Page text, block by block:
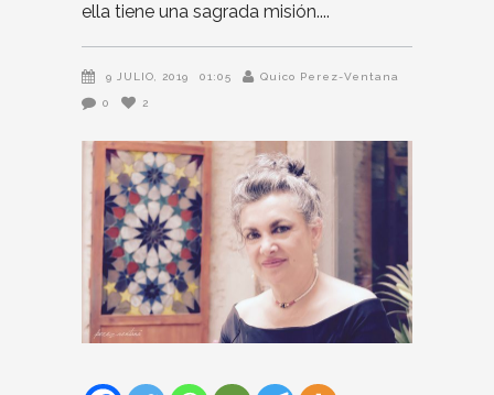
ella tiene una sagrada misión.
9 JULIO, 2019 01:05 Quico Perez-Ventana
0 2